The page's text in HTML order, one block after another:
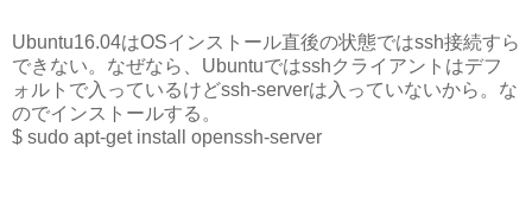
Ubuntu16.04はOSインストール直後の状態ではssh接続すら
できない。なぜなら、Ubuntuではsshクライアントはデフ
ォルトで入っているけどssh-serverは入っていないから。な
のでインストールする。
$ sudo apt-get install openssh-server